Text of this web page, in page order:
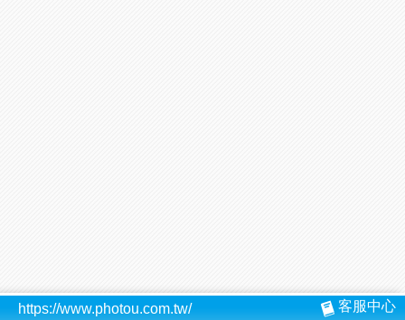
https://www.photou.com.tw/ 客服中心